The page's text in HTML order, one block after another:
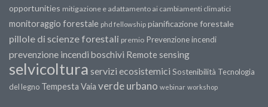
opportunities mitigazione e adattamento ai cambiamenti climatici
monitoraggio forestale phd fellowship pianificazione forestale
pillole di scienze forestali premio Prevenzione incendi
prevenzione incendi boschivi Remote sensing
selvicoltura servizi ecosistemici Sostenibilità Tecnologia
del legno Tempesta Vaia verde urbano webinar workshop